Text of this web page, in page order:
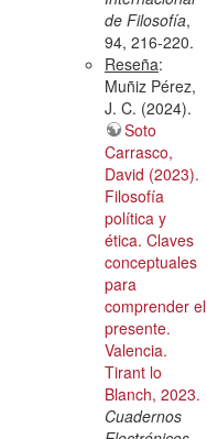
de Filosofía,
94, 216-220.
Reseña:
Muñiz Pérez,
J. C. (2024).
Soto
Carrasco,
David (2023).
Filosofía
política y
ética. Claves
conceptuales
para
comprender el
presente.
Valencia.
Tirant lo
Blanch, 2023.
Cuadernos